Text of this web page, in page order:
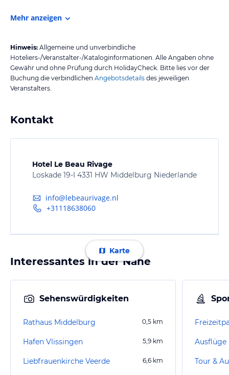
Mehr anzeigen
Hinweis: Allgemeine und unverbindliche
Hoteliers-/Veranstalter-/Kataloginformationen. Alle Angaben ohne
Gewähr und ohne Prüfung durch HolidayCheck. Bitte lies vor der
Buchung die verbindlichen Angebotsdetails des jeweiligen
Veranstalters.
Kontakt
Hotel Le Beau Rivage
Loskade 19-I 4331 HW Middelburg Niederlande
info@lebeaurivage.nl
+31118638060
Karte
Interessantes in der Nähe
Sehenswürdigkeiten
Rathaus Middelburg 0,5 km
Hafen Vlissingen 5,9 km
Liebfrauenkirche Veerde 6,6 km
Ausflüge
Tour &